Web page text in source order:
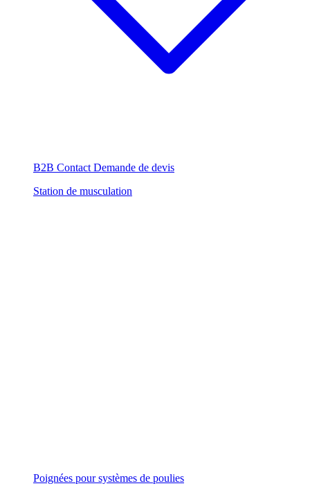
B2B Contact Demande de devis
Station de musculation
Poignées pour systèmes de poulies